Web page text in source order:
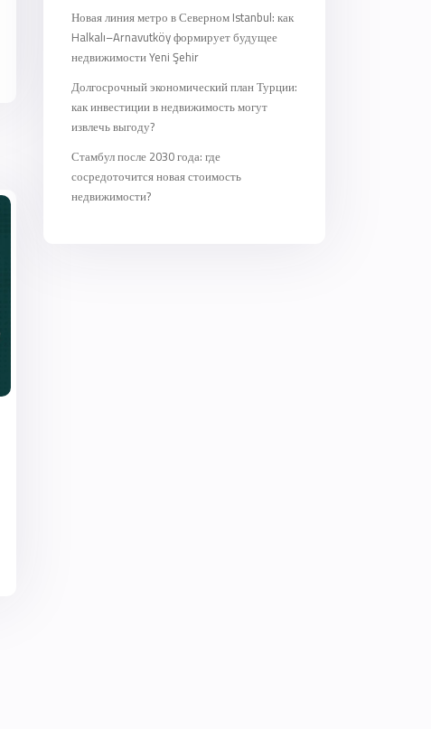
Новая линия метро в Северном Istanbul: как
Halkalı–Arnavutköy формирует будущее
недвижимости Yeni Şehir
Долгосрочный экономический план Турции:
как инвестиции в недвижимость могут
извлечь выгоду?
Стамбул после 2030 года: где
сосредоточится новая стоимость
недвижимости?